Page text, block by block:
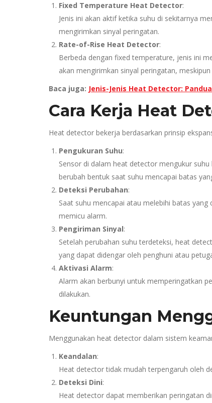
Fixed Temperature Heat Detector:
Jenis ini akan aktif ketika suhu di sekitarnya
mengirimkan sinyal peringatan.
Rate-of-Rise Heat Detector:
Berbeda dengan fixed temperature, jenis ini
akan mengirimkan sinyal peringatan,
Baca juga: Jenis-Jenis Heat Detector:
Cara Kerja Heat
Heat detector bekerja berdasarkan prinsip
Pengukuran Suhu:
Sensor di dalam heat detector mengukur
berubah bentuk saat suhu mencapai batas
Deteksi Perubahan:
Saat suhu mencapai atau melebihi batas
memicu alarm.
Pengiriman Sinyal:
Setelah perubahan suhu terdeteksi, heat
yang dapat didengar oleh penghuni atau
Aktivasi Alarm:
Alarm akan berbunyi untuk memperingatkan
dilakukan.
Keuntungan
Menggunakan heat detector dalam sistem
Keandalan:
Heat detector tidak mudah terpengaruh oleh
Deteksi Dini:
Heat detector dapat memberikan peringatan